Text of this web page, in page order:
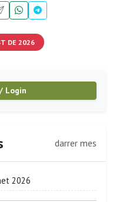
DE 2026
Login
darrer mes
2026